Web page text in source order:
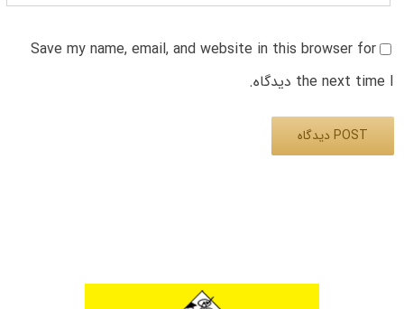
Save my name, email, and website in this browser for
the next time I دیدگاه.